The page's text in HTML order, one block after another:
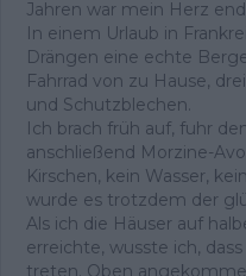
Jahren war mein Herz
In einem Urlaub in
Drängen eine echte
Fahrrad von zu Hause,
und Schutzblechen.
Ich brach früh auf, fuhr
anschließend Morzine-
Kirschen, kein Wasser,
wurde es trotzdem der
Als ich die Häuser auf
erreichte, wusste ich,
treten. Oben